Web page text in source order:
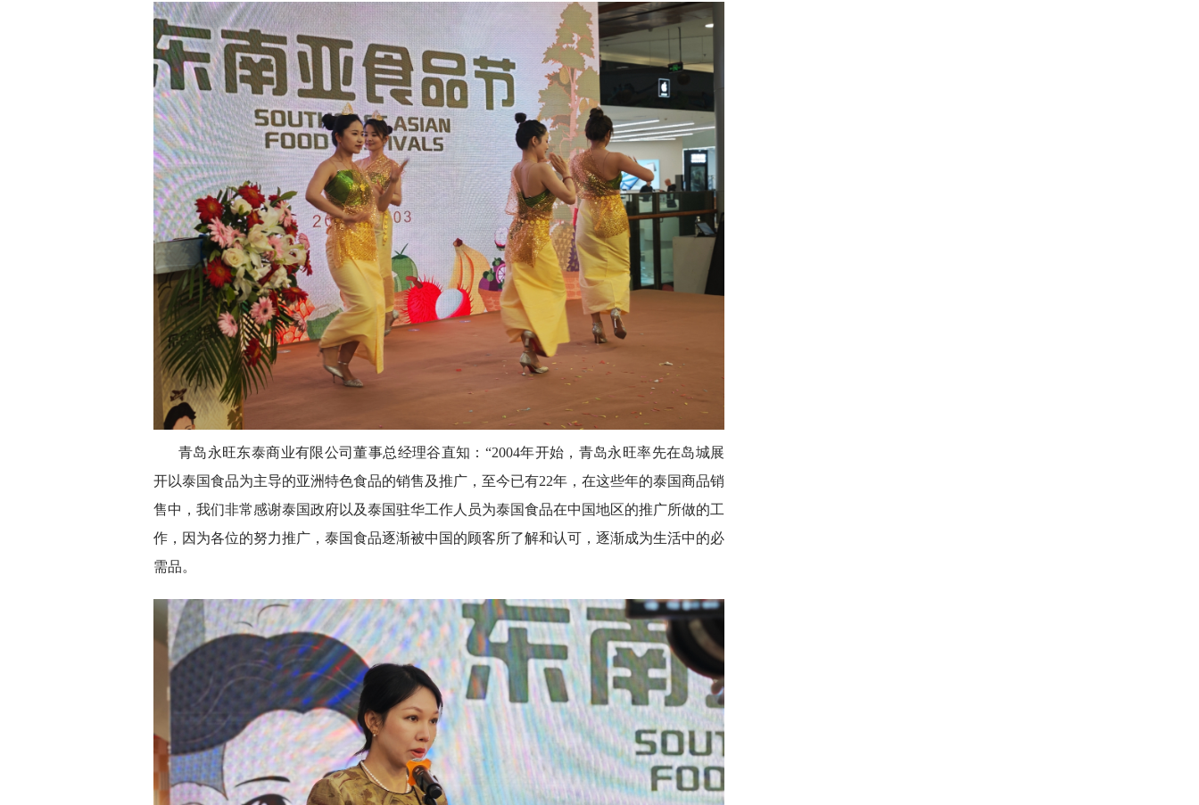
青岛永旺东泰商业有限公司董事总经理谷直知：“2004年开始，青岛永旺率先在岛城展
开以泰国食品为主导的亚洲特色食品的销售及推广，至今已有22年，在这些年的泰国商品销
售中，我们非常感谢泰国政府以及泰国驻华工作人员为泰国食品在中国地区的推广所做的工
作，因为各位的努力推广，泰国食品逐渐被中国的顾客所了解和认可，逐渐成为生活中的必
需品。